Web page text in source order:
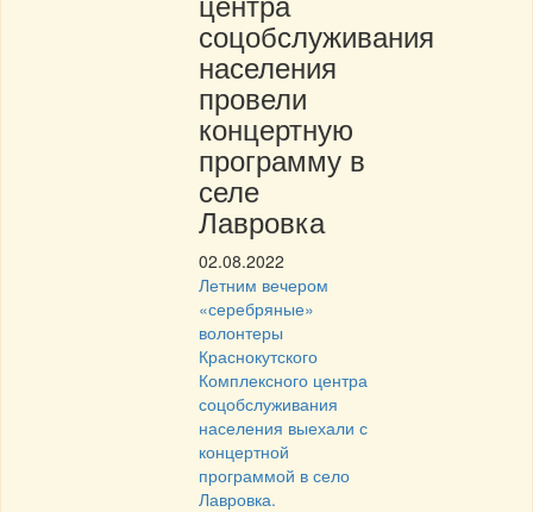
соцобслуживания
населения
провели
концертную
программу в
селе
Лавровка
02.08.2022
Летним вечером
«серебряные»
волонтеры
Краснокутского
Комплексного центра
соцобслуживания
населения выехали с
концертной
программой в село
Лавровка.